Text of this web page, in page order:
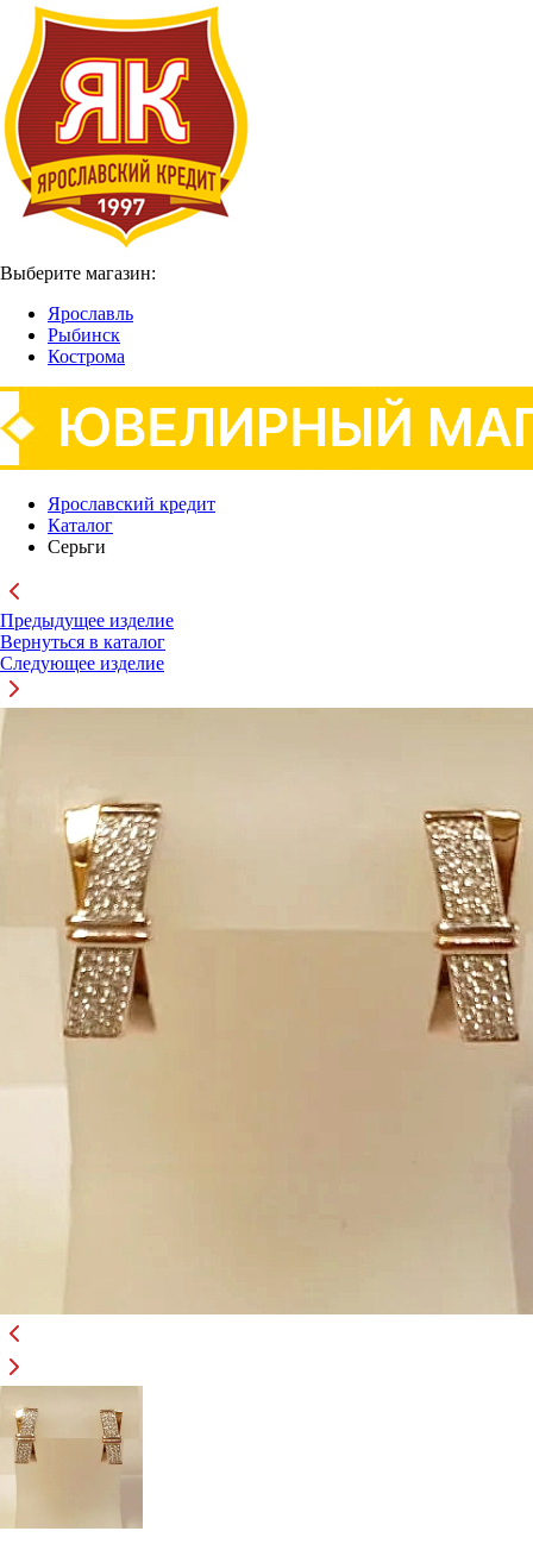
Выберите магазин:
Ярославль
Рыбинск
Кострома
Ярославский кредит
Каталог
Серьги
Предыдущее изделие
Вернуться в каталог
Следующее изделие